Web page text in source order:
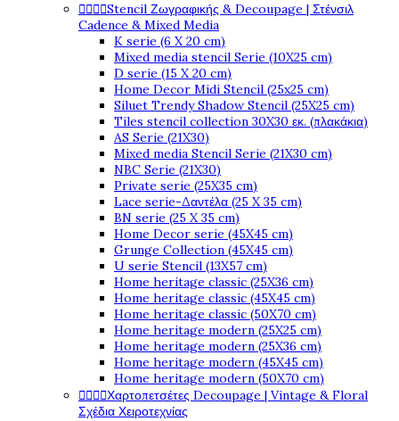
Stencil Ζωγραφικής & Decoupage | Στένσιλ
Cadence & Mixed Media
K serie (6 X 20 cm)
Mixed media stencil Serie (10X25 cm)
D serie (15 X 20 cm)
Home Decor Midi Stencil (25x25 cm)
Siluet Trendy Shadow Stencil (25X25 cm)
Tiles stencil collection 30X30 εκ. (πλακάκια)
AS Serie (21X30)
Mixed media Stencil Serie (21X30 cm)
NBC Serie (21X30)
Private serie (25X35 cm)
Lace serie-Δαντέλα (25 X 35 cm)
BN serie (25 X 35 cm)
Home Decor serie (45X45 cm)
Grunge Collection (45X45 cm)
U serie Stencil (13X57 cm)
Home heritage classic (25X36 cm)
Home heritage classic (45X45 cm)
Home heritage classic (50X70 cm)
Home heritage modern (25X25 cm)
Home heritage modern (25X36 cm)
Home heritage modern (45X45 cm)
Home heritage modern (50X70 cm)
Χαρτοπετσέτες Decoupage | Vintage & Floral
Σχέδια Χειροτεχνίας